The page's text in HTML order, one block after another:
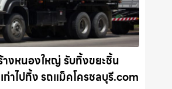
งหนองใหญ่ รับทิ้งขยะชิ้น
าไปทิ้ง รถแม็คโครชลบุรี.com